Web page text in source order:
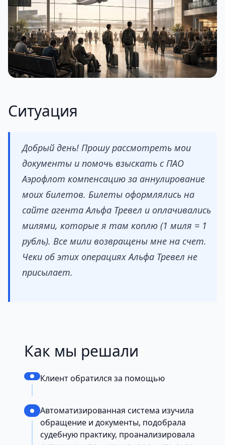
Ситуация
Добрый день! Прошу рассмотреть мои
документы и помочь взыскать с ПАО
Аэрофлот компенсацию за аннулирование
моих билетов. Билеты оформлялись на
сайте агента Альфа Тревел и оплачивались
милями, которые я там коплю (1 миля = 1
рубль). Все мили возвращены мне на счет.
Чеки об этих операциях Альфа Тревел не
присылает.
Как мы решали
Клиент обратился за помощью
Автоматизированная система изучила
обращение и документы, подобрала
судебную практику, проанализировала